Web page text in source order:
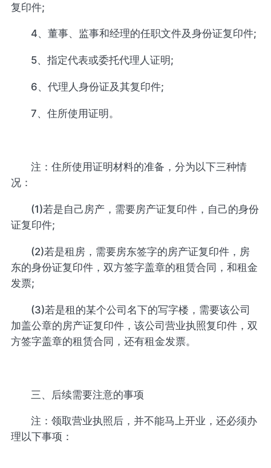
复印件;
4、董事、监事和经理的任职文件及身份证复印件;
5、指定代表或委托代理人证明;
6、代理人身份证及其复印件;
7、住所使用证明。
注：住所使用证明材料的准备，分为以下三种情
况：
(1)若是自己房产，需要房产证复印件，自己的身份
证复印件;
(2)若是租房，需要房东签字的房产证复印件，房
东的身份证复印件，双方签字盖章的租赁合同，和租金
发票;
(3)若是租的某个公司名下的写字楼，需要该公司
加盖公章的房产证复印件，该公司营业执照复印件，双
方签字盖章的租赁合同，还有租金发票。
三、后续需要注意的事项
注：领取营业执照后，并不能马上开业，还必须办
理以下事项：